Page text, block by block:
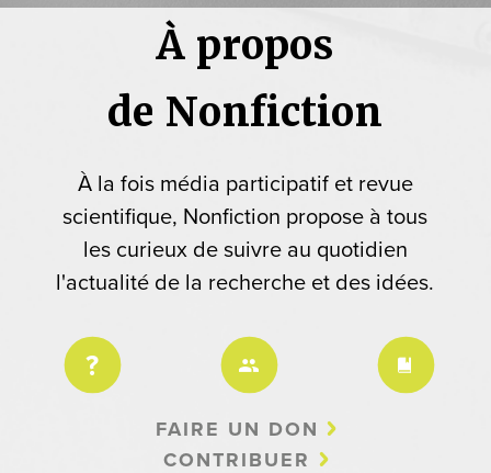
À propos
de Nonfiction
À la fois média participatif et revue
scientifique, Nonfiction propose à tous
les curieux de suivre au quotidien
l'actualité de la recherche et des idées.
FAIRE UN DON
CONTRIBUER